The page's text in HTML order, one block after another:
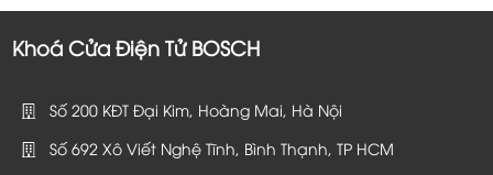
những mẫu khóa truyền thống. Vậy tay nắm […]
Khoá Cửa Điện Tử BOSCH
Số 200 KĐT Đại Kim, Hoàng Mai, Hà Nội
Số 692 Xô Viết Nghệ Tĩnh, Bình Thạnh, TP HCM